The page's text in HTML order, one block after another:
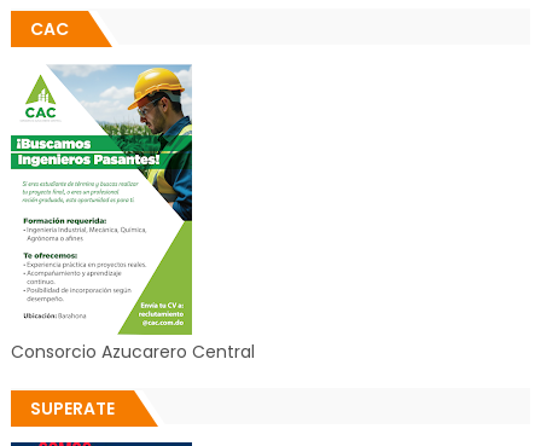
CAC
Consorcio Azucarero Central
SUPERATE